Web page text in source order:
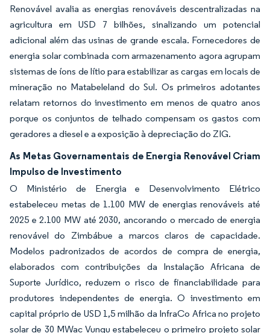
Renovável avalia as energias renováveis descentralizadas na
agricultura em USD 7 bilhões, sinalizando um potencial
adicional além das usinas de grande escala. Fornecedores de
energia solar combinada com armazenamento agora agrupam
sistemas de íons de lítio para estabilizar as cargas em locais de
mineração no Matabeleland do Sul. Os primeiros adotantes
relatam retornos do investimento em menos de quatro anos
porque os conjuntos de telhado compensam os gastos com
geradores a diesel e a exposição à depreciação do ZIG.
As Metas Governamentais de Energia Renovável Criam
Impulso de Investimento
O Ministério de Energia e Desenvolvimento Elétrico
estabeleceu metas de 1.100 MW de energias renováveis até
2025 e 2.100 MW até 2030, ancorando o mercado de energia
renovável do Zimbábue a marcos claros de capacidade.
Modelos padronizados de acordos de compra de energia,
elaborados com contribuições da Instalação Africana de
Suporte Jurídico, reduzem o risco de financiabilidade para
produtores independentes de energia. O investimento em
capital próprio de USD 1,5 milhão da InfraCo Africa no projeto
solar de 30 MWac Vungu estabeleceu o primeiro projeto solar